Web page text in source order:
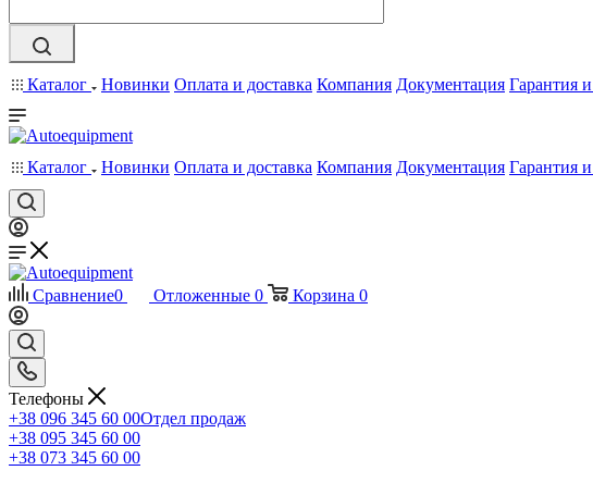
Каталог Новинки Оплата и доставка Компания Документация Гарантия
Каталог Новинки Оплата и доставка Компания Документация Гарантия
Сравнение0 Отложенные 0 Корзина 0
Телефоны
+38 096 345 60 00Отдел продаж
+38 095 345 60 00
+38 073 345 60 00